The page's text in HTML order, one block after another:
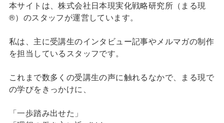
本サイトは、株式会社日本現実化戦略研究所（まる現
®）のスタッフが運営しています。
私は、主に受講生のインタビュー記事やメルマガの制作
を担当しているスタッフです。
これまで数多くの受講生の声に触れるなかで、まる現で
の学びをきっかけに、
「一歩踏み出せた」